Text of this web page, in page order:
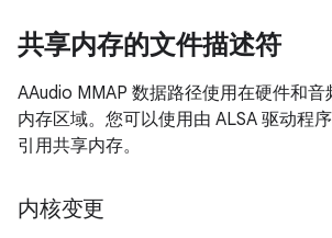
共享内存的文件描述符
AAudio MMAP 数据路径使用在硬件和
内存区域。您可以使用由 ALSA 驱动程
引用共享内存。
内核变更